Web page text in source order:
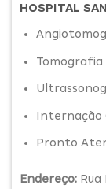
HOSPITAL
Tomografia
Internação
Pronto
Endereço: